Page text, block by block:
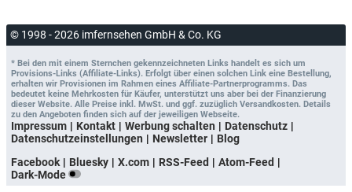
© 1998 - 2026 imfernsehen GmbH & Co. KG
* Bei den mit einem Sternchen gekennzeichneten Links handelt es sich um
Provisions-Links (Affiliate-Links). Erfolgt über einen solchen Link eine Bestellung,
erhalten wir Provisionen im Rahmen eines Affiliate-Partnerprogramms. Das
bedeutet keine Mehrkosten für Käufer, unterstützt uns aber bei der Finanzierung
dieser Website. Alle Preise inkl. MwSt. und ggf. zuzüglich Versandkosten. Details
zu den Angeboten finden sich auf der jeweiligen Webseite.
Impressum Kontakt Werbung schalten
Datenschutz
Datenschutzeinstellungen
Newsletter
Blog
Facebook
Bluesky X.com RSS-Feed
Atom-Feed
Dark-Mode